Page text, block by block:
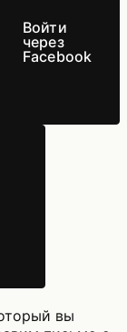
Войти
через
Facebook
вы